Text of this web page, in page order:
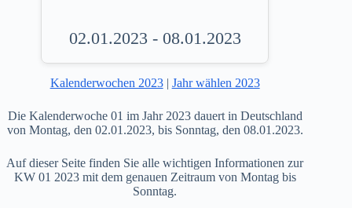
02.01.2023 - 08.01.2023
Kalenderwochen 2023| Jahr wählen 2023
Die Kalenderwoche 01 im Jahr 2023 dauert in Deutschland
von Montag, den 02.01.2023, bis Sonntag, den 08.01.2023.
Auf dieser Seite finden Sie alle wichtigen Informationen zur
KW 01 2023 mit dem genauen Zeitraum von Montag bis
Sonntag.